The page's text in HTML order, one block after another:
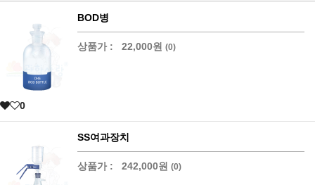
BOD병
상품가 : 22,000원 (0)
0
SS여과장치
상품가 : 242,000원 (0)